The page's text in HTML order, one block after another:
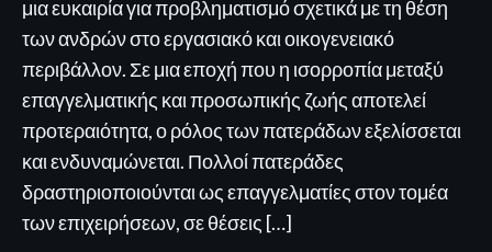
μια ευκαιρία για προβληματισμό σχετικά με τη θέση
των ανδρών στο εργασιακό και οικογενειακό
περιβάλλον. Σε μια εποχή που η ισορροπία μεταξύ
επαγγελματικής και προσωπικής ζωής αποτελεί
προτεραιότητα, ο ρόλος των πατεράδων εξελίσσεται
και ενδυναμώνεται. Πολλοί πατεράδες
δραστηριοποιούνται ως επαγγελματίες στον τομέα
των επιχειρήσεων, σε θέσεις […]